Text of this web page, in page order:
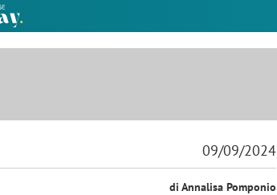
09/09/2024
di Annalisa Pomponio